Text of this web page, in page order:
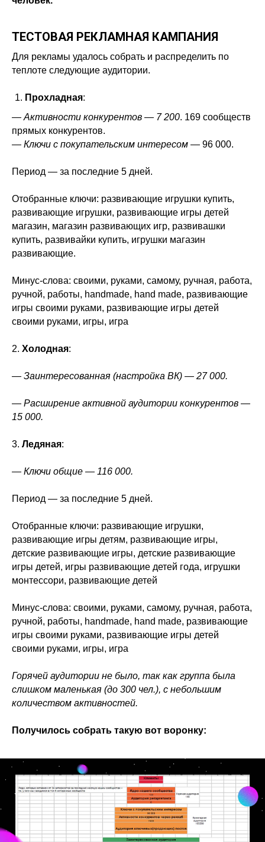
ТЕСТОВАЯ РЕКЛАМНАЯ КАМПАНИЯ
Для рекламы удалось собрать и распределить по
теплоте следующие аудитории.
Прохладная:
— Активности конкурентов — 7 200. 169 сообществ
прямых конкурентов.
— Ключи с покупательским интересом — 96 000.
Период — за последние 5 дней.
Отобранные ключи: развивающие игрушки купить,
развивающие игрушки, развивающие игры детей
магазин, магазин развивающих игр, развивашки
купить, развивайки купить, игрушки магазин
развивающие.
Минус-слова: своими, руками, самому, ручная, работа,
ручной, работы, handmade, hand made, развивающие
игры своими руками, развивающие игры детей
своими руками, игры, игра
2. Холодная:
— Заинтересованная (настройка ВК) — 27 000.
— Расширение активной аудитории конкурентов —
15 000.
3. Ледяная:
— Ключи общие — 116 000.
Период — за последние 5 дней.
Отобранные ключи: развивающие игрушки,
развивающие игры детям, развивающие игры,
детские развивающие игры, детские развивающие
игры детей, игры развивающие детей года, игрушки
монтессори, развивающие детей
Минус-слова: своими, руками, самому, ручная, работа,
ручной, работы, handmade, hand made, развивающие
игры своими руками, развивающие игры детей
своими руками, игры, игра
Горячей аудитории не было, так как группа была
слишком маленькая (до 300 чел.), с небольшим
количеством активностей.
Получилось собрать такую вот воронку: